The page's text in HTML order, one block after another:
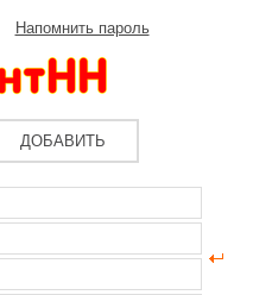
Напомнить пароль
ДОБАВИТЬ